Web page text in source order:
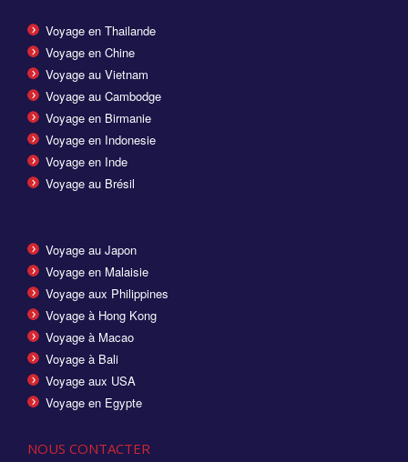
Voyage en Thailande
Voyage en Chine
Voyage au Vietnam
Voyage au Cambodge
Voyage en Birmanie
Voyage en Indonesie
Voyage en Inde
Voyage au Brésil
Voyage au Japon
Voyage en Malaisie
Voyage aux Philippines
Voyage à Hong Kong
Voyage à Macao
Voyage à Bali
Voyage aux USA
Voyage en Egypte
NOUS CONTACTER